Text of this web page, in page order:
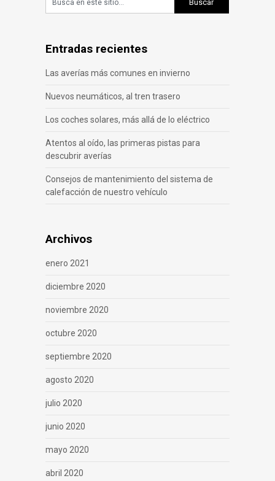
Entradas recientes
Las averías más comunes en invierno
Nuevos neumáticos, al tren trasero
Los coches solares, más allá de lo eléctrico
Atentos al oído, las primeras pistas para
descubrir averías
Consejos de mantenimiento del sistema de
calefacción de nuestro vehículo
Archivos
enero 2021
diciembre 2020
noviembre 2020
octubre 2020
septiembre 2020
agosto 2020
julio 2020
junio 2020
mayo 2020
abril 2020